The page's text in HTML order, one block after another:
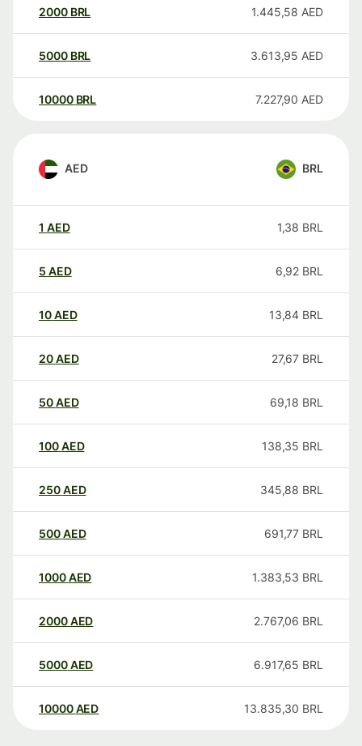
2000 BRL 1.445,58 AED
5000 BRL 3.613,95 AED
10000 BRL 7.227,90 AED
AED BRL
1 AED 1,38 BRL
5 AED 6,92 BRL
10AED 13,84 BRL
20AED 27,67 BRL
50AED 69,18 BRL
100AED 138,35 BRL
250AED 345,88 BRL
500AED 691,77 BRL
1000AED 1.383,53 BRL
2000AED 2.767,06 BRL
5000AED 6.917,65 BRL
10000 AED 13.835,30 BRL